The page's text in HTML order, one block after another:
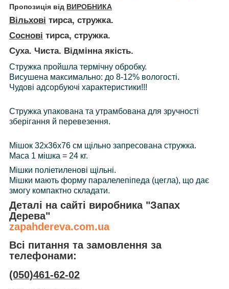
Пропозиція від ВИРОБНИКА
Вільхові тирса, стружка.
Соснові тирса, стружка.
Суха. Чиста. Відмінна якість.
Стружка пройшла термічну обробку.
Висушена максимально: до 8-12% вологості.
Чудові адсорбуючі характеристики!!!
Стружка упакована та утрамбована для зручності
зберігання й перевезення.
Мішок 32х36х76 см щільно запресована стружка.
Маса 1 мішка = 24 кг.
Мішки поліетиленові щільні.
Мішки мають форму паралелепіпеда (цегла), що дає
змогу компактно складати.
Деталі на сайті виробника "Запах
Дерева"
zapahdereva.com.ua
Всі питання та замовлення за
телефонами:
(050)461-62-02